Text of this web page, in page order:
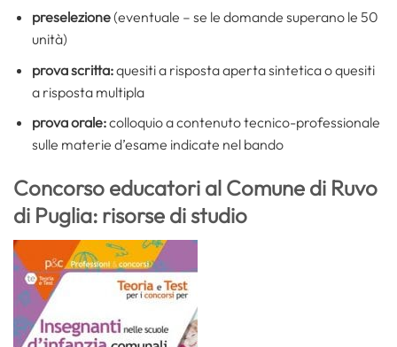
preselezione(eventuale – se le domande superano le 50
unità)
prova scritta:quesiti a risposta aperta sintetica o quesiti
a risposta multipla
prova orale:colloquio a contenuto tecnico-professionale
sulle materie d’esame indicate nel bando
Concorso educatori al Comune di Ruvo
di Puglia: risorse di studio